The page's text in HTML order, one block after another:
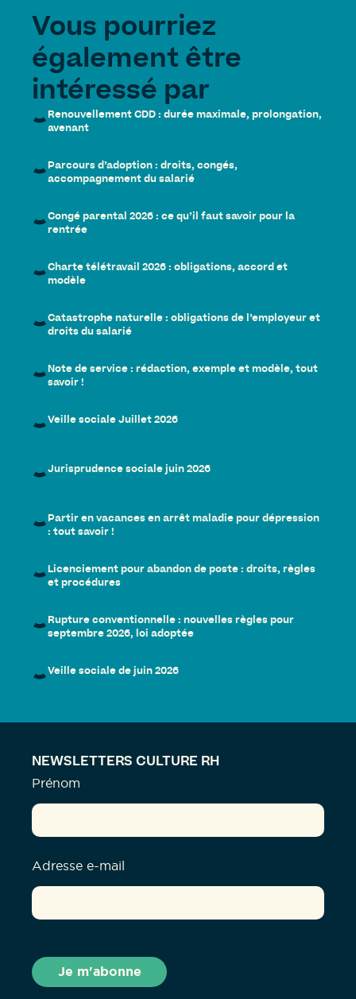
Vous pourriez
également être
intéressé par
Renouvellement CDD : durée maximale, prolongation,
avenant
Parcours d’adoption : droits, congés,
accompagnement du salarié
Congé parental 2026 : ce qu’il faut savoir pour la
rentrée
Charte télétravail 2026 : obligations, accord et
modèle
Catastrophe naturelle : obligations de l’employeur et
droits du salarié
Note de service : rédaction, exemple et modèle, tout
savoir !
Veille sociale Juillet 2026
Jurisprudence sociale juin 2026
Partir en vacances en arrêt maladie pour dépression
: tout savoir !
Licenciement pour abandon de poste : droits, règles
et procédures
Rupture conventionnelle : nouvelles règles pour
septembre 2026, loi adoptée
Veille sociale de juin 2026
NEWSLETTERS CULTURE RH
Prénom
Adresse e-mail